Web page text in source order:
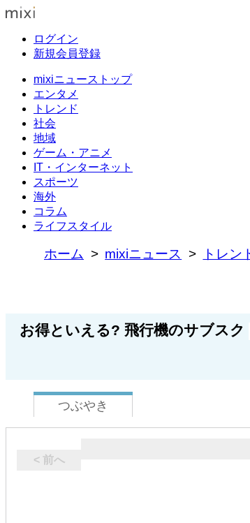
ログイン
新規会員登録
mixiニューストップ
エンタメ
トレンド
社会
地域
ゲーム・アニメ
IT・インターネット
スポーツ
海外
コラム
ライフスタイル
ホーム mixiニュース トレン
お得といえる? 飛行機のサブスク
つぶやき
< 前へ